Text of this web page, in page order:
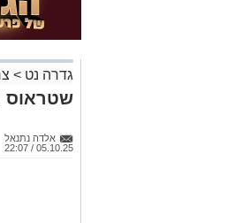
גדרה נט >
שטראוס
אלדה נתנאל
05.10.25 / 22:07